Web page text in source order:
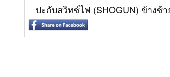
ปะกับสวิทซ์ไฟ (SHOGUN) ข้างซ้